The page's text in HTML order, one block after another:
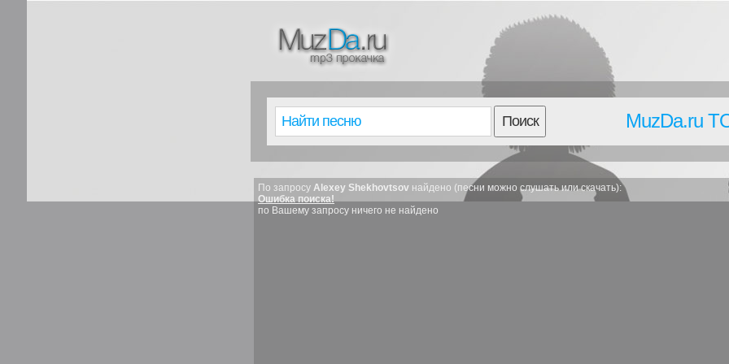
Поиск MuzDa.ru
По запросу Alexey Shekhovtsov найдено (песни можно слушать или скачать):
Ошибка поиска!
по Вашему запросу ничего не найдено